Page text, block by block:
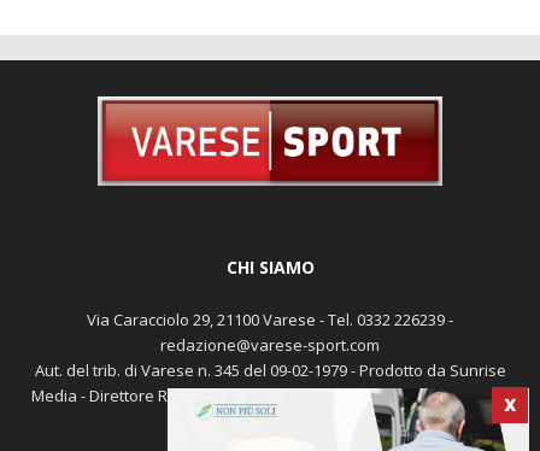
X
Via Caracciolo 29, 21100 Varese - Tel. 0332 226239 -
redazione@varese-sport.com
Aut. del trib. di Varese n. 345 del 09-02-1979 - Prodotto da Sunrise
Media - Direttore Responsabile: Michele Marocco -Cookie policy